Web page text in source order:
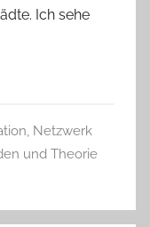
Ich sehe
, Netzwerk
und Theorie